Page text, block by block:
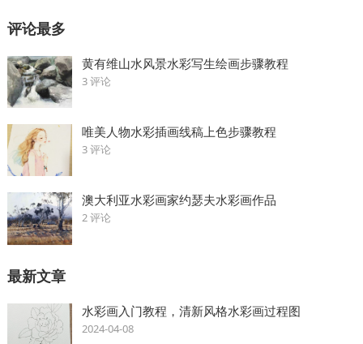
评论最多
黄有维山水风景水彩写生绘画步骤教程
3 评论
唯美人物水彩插画线稿上色步骤教程
3 评论
澳大利亚水彩画家约瑟夫水彩画作品
2 评论
最新文章
水彩画入门教程，清新风格水彩画过程图
2024-04-08